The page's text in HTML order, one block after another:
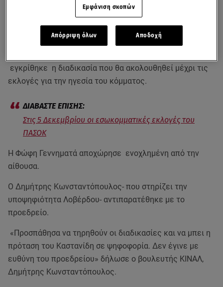
Εκρηκτική ήταν η συνεδρίαση της Κεντρικής επιτροπής
εγκρίθηκε η διαδικασία που θα ακολουθηθεί μέχρι τις
εκλογές για την ηγεσία του κόμματος.
Στις 5 Δεκεμβρίου οι εσωκομματικές εκλογές του
ΠΑΣΟΚ
Η Φώφη Γεννηματά αποχώρησε ενοχλημένη από την
αίθουσα.
Ο Δημήτρης Κωνσταντόπουλος- που στηρίζει την
υποψηφιότητα Λοβέρδου- αντιπαρατέθηκε με το
προεδρείο.
«Προσπάθησα να τηρηθούν οι διαδικασίες και να μπει η
πρόταση του Καστανίδη σε ψηφοφορία. Δεν έγινε με
ευθύνη του προεδρείου» δήλωσε ο βουλευτής ΚΙΝΑΛ,
Δημήτρης Κωνσταντόπουλος.
Εμφάνιση σκοπών
Απόρριψη όλων Αποδοχή